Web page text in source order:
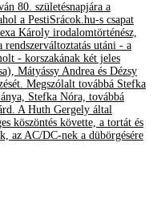
80. születésnapjára a
a PestiSrácok.hu-s csapat
Károly irodalomtörténész,
utáni - a
- korszakának két jeles
Mátyássy Andrea és Dézsy
Megszólalt továbbá Stefka
Stefka Nóra, továbbá
A Huth Gergely által
köszöntés követte, a tortát és
az AC/DC-nek a dübörgésére